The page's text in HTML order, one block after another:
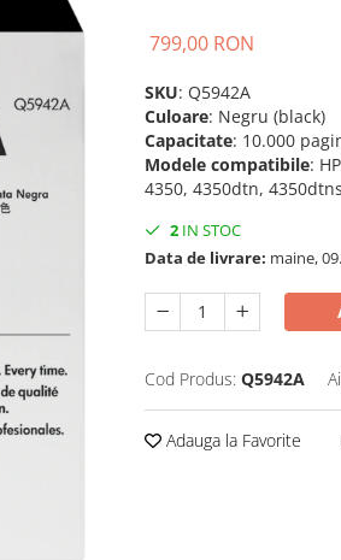
799,00 RON
SKU: Q5942A
Culoare: Negru (black)
Capacitate: 10.000
Modele compatibile:
4350, 4350dtn,
2 IN STOC
Data de livrare: maine,
Cod Produs: Q5942A
Adauga la Favorite